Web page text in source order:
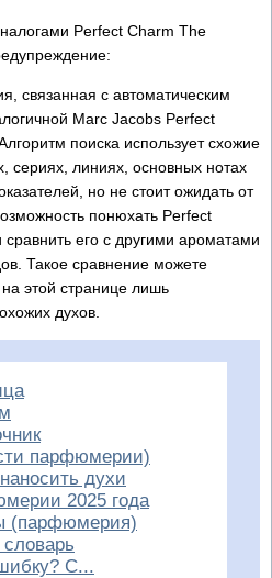
Perfect Charm The
связанная с автоматическим
Marc Jacobs Perfect
поиска использует схожие
сериях, линиях, основных нотах
но не стоит ожидать от
понюхать Perfect
его с другими ароматами
Такое сравнение можете
этой странице лишь
духов.
парфюмерии)
духи
2025 года
(парфюмерия)
С...